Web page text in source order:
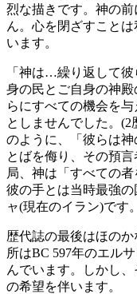
烈な描きです。神の
ん。心を閉ざすこと
います。
「神は…繰り返して
身の民とご自身の神
らにすべての機会を
としませんでした。(2
のように、「彼らは
とばを侮り、その預
局、神は「すべての者
彼の手とは当時最強
ャ(現在のイラン)です。
歴代誌の最後はほの
所はBC 597年のエル
んでいます。しかし
の希望を伴います。